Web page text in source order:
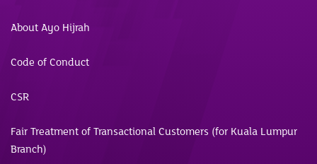
About Ayo Hijrah
Code of Conduct
CSR
Fair Treatment of Transactional Customers (for Kuala Lumpur
Branch)